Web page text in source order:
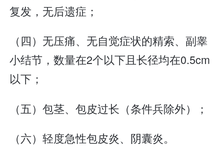
复发，无后遗症；
（四）无压痛、无自觉症状的精索、副睾
小结节，数量在2个以下且长径均在0.5cm
以下；
（五）包茎、包皮过长（条件兵除外）；
（六）轻度急性包皮炎、阴囊炎。